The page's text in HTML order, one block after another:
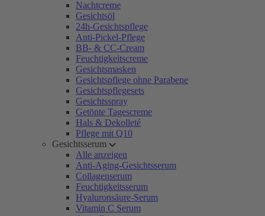
Nachtcreme
Gesichtsöl
24h-Gesichtspflege
Anti-Pickel-Pflege
BB- & CC-Cream
Feuchtigkeitscreme
Gesichtsmasken
Gesichtspflege ohne Parabene
Gesichtspflegesets
Gesichtsspray
Getönte Tagescreme
Hals & Dekolleté
Pflege mit Q10
Gesichtsserum
Alle anzeigen
Anti-Aging-Gesichtsserum
Collagenserum
Feuchtigkeitsserum
Hyaluronsäure-Serum
Vitamin C Serum